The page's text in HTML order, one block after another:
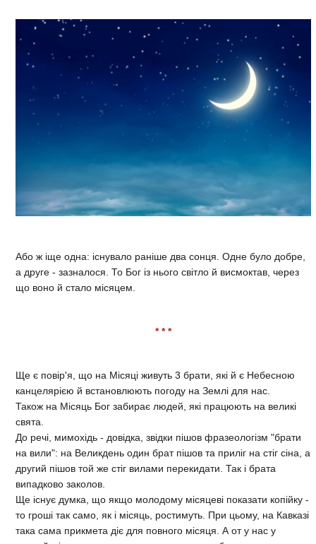
Або ж іще одна: існувало раніше два сонця. Одне було добре,
а друге - зазналося. То Бог із нього світло й висмоктав, через
що воно й стало місяцем.
* * *
Ще є повір'я, що на Місяці живуть 3 брати, які й є Небесною
канцелярією й встановлюють погоду на Землі для нас.
Також на Місяць Бог забирає людей, які працюють на великі
свята.
До речі, мимохідь - довідка, звідки пішов фразеологізм "брати
на вили": на Великдень один брат пішов та приліг на стіг сіна, а
другий пішов той же стіг вилами перекидати. Так і брата
випадково заколов.
Ще існує думка, що якщо молодому місяцеві показати копійку -
то гроші так само, як і місяць, ростимуть. При цьому, на Кавказі
така сама прикмета діє для повного місяця. А от у нас у